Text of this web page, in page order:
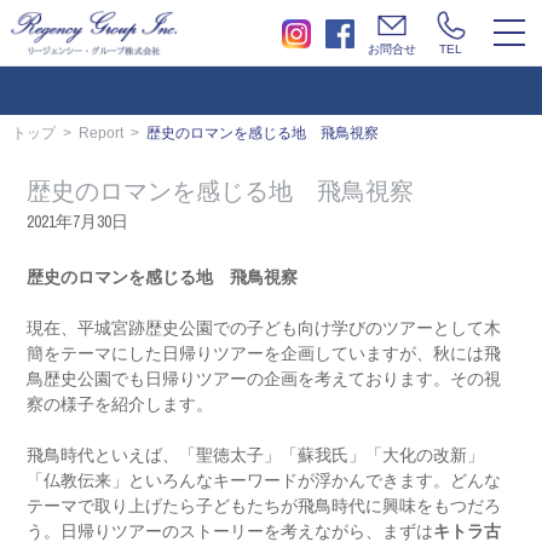
お問合せ TEL
トップ Report 歴史のロマンを感じる地 飛鳥視察
歴史のロマンを感じる地 飛鳥視察
2021年7月30日
歴史のロマンを感じる地 飛鳥視察
現在、平城宮跡歴史公園での子ども向け学びのツアーとして木
簡をテーマにした日帰りツアーを企画していますが、秋には飛
鳥歴史公園でも日帰りツアーの企画を考えております。その視
察の様子を紹介します。
飛鳥時代といえば、「聖徳太子」「蘇我氏」「大化の改新」
「仏教伝来」といろんなキーワードが浮かんできます。どんな
テーマで取り上げたら子どもたちが飛鳥時代に興味をもつだろ
う。日帰りツアーのストーリーを考えながら、まずはキトラ古